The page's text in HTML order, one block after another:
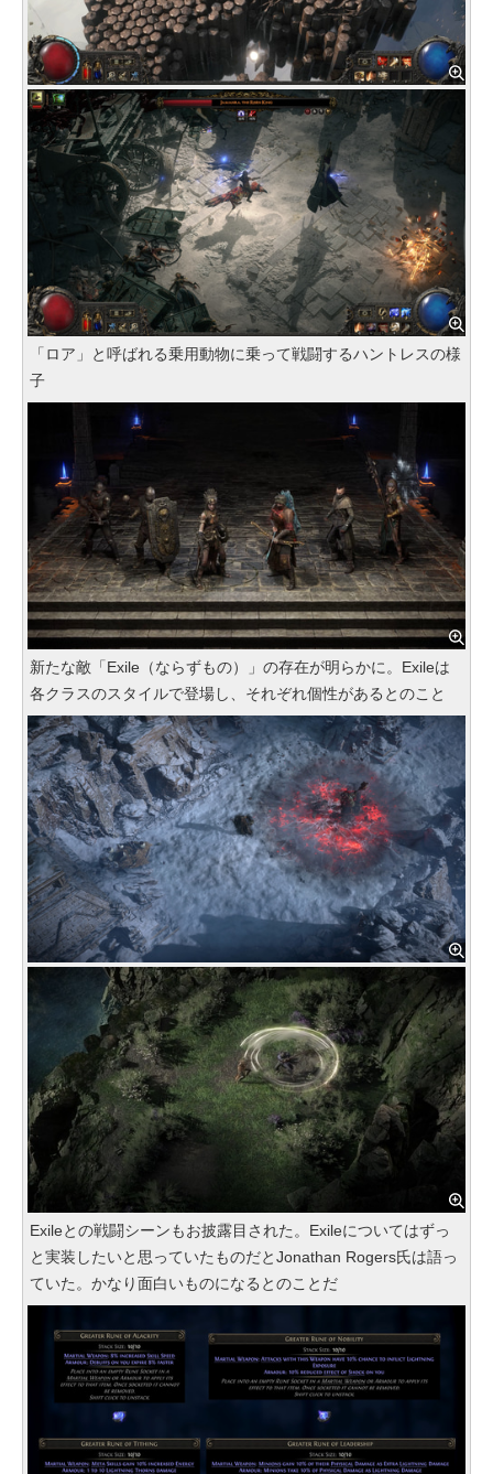
「ロア」と呼ばれる乗用動物に乗って戦闘するハントレスの様
子
新たな敵「Exile（ならずもの）」の存在が明らかに。Exileは
各クラスのスタイルで登場し、それぞれ個性があるとのこと
Exileとの戦闘シーンもお披露目された。Exileについてはずっ
と実装したいと思っていたものだとJonathan Rogers氏は語っ
ていた。かなり面白いものになるとのことだ